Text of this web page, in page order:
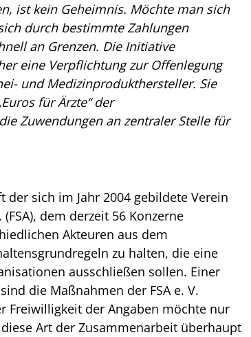
ist kein Geheimnis. Möchte man sich
durch bestimmte Zahlungen
an Grenzen. Die Initiative
eine Verpflichtung zur Offenlegung
und Medizinprodukthersteller. Sie
für Ärzte“ der
Zuwendungen an zentraler Stelle für
der sich im Jahr 2004 gebildete Verein
dem derzeit 56 Konzerne
Akteuren aus dem
zu halten, die eine
ausschließen sollen. Einer
die Maßnahmen der FSA e. V.
Freiwilligkeit der Angaben möchte nur
Art der Zusammenarbeit überhaupt